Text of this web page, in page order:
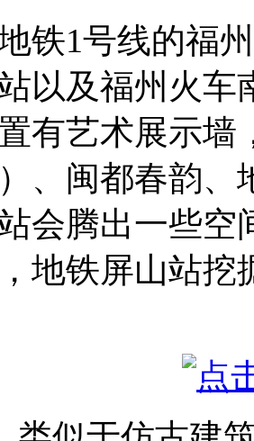
铁1号线的福
以及福州火车
有艺术展示墙
）、闽都春韵
会腾出一些空
，地铁屏山站